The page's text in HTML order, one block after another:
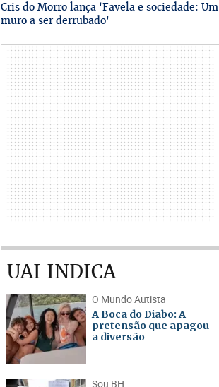
Cris do Morro lança 'Favela e sociedade: Um
muro a ser derrubado'
UAI INDICA
O Mundo Autista
A Boca do Diabo: A
pretensão que apagou
a diversão
Sou BH